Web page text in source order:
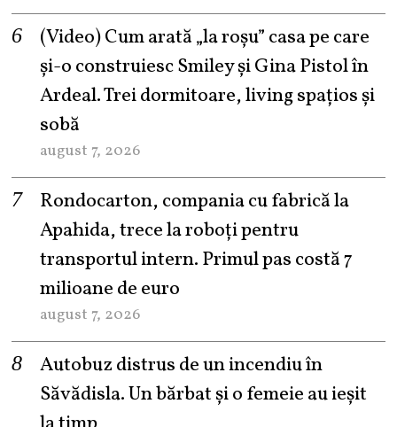
(Video) Cum arată „la roşu” casa pe care
şi-o construiesc Smiley şi Gina Pistol în
Ardeal. Trei dormitoare, living spațios și
sobă
august 7, 2026
Rondocarton, compania cu fabrică la
Apahida, trece la roboți pentru
transportul intern. Primul pas costă 7
milioane de euro
august 7, 2026
Autobuz distrus de un incendiu în
Săvădisla. Un bărbat și o femeie au ieșit